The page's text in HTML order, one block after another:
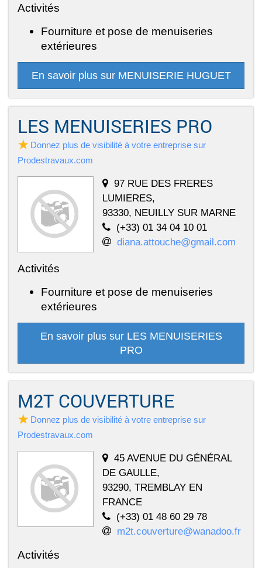
Activités
Fourniture et pose de menuiseries
extérieures
En savoir plus sur MENUISERIE HUGUET
LES MENUISERIES PRO
Donnez plus de visibilité à votre entreprise sur
Prodestravaux.com
97 RUE DES FRERES
LUMIERES,
93330, NEUILLY SUR MARNE
(+33) 01 34 04 10 01
diana.attouche@gmail.com
Activités
Fourniture et pose de menuiseries
extérieures
En savoir plus sur LES MENUISERIES
PRO
M2T COUVERTURE
Donnez plus de visibilité à votre entreprise sur
Prodestravaux.com
45 AVENUE DU GÉNÉRAL
DE GAULLE,
93290, TREMBLAY EN
FRANCE
(+33) 01 48 60 29 78
m2t.couverture@wanadoo.fr
Activités